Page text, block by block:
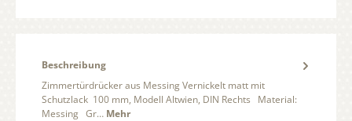
Beschreibung
Zimmertürdrücker aus Messing Vernickelt matt mit
Schutzlack 100 mm, Modell Altwien, DIN Rechts Material:
Messing Gr… Mehr